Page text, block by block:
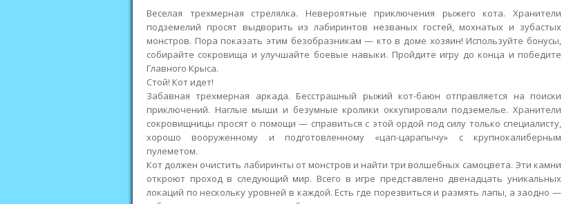
Веселая трехмерная стрелялка. Невероятные приключения рыжего кота. Хранители
подземелий просят выдворить из лабиринтов незваных гостей, мохнатых и зубастых
монстров. Пора показать этим безобразникам — кто в доме хозяин! Используйте бонусы,
собирайте сокровища и улучшайте боевые навыки. Пройдите игру до конца и победите
Главного Крыса.
Стой! Кот идет!
Забавная трехмерная аркада. Бесстрашный рыжий кот-баюн отправляется на поиски
приключений. Наглые мыши и безумные кролики оккупировали подземелье. Хранители
сокровищницы просят о помощи — справиться с этой ордой под силу только специалисту,
хорошо вооруженному и подготовленному «цап-царапычу» с крупнокалиберным
пулеметом.
Кот должен очистить лабиринты от монстров и найти три волшебных самоцвета. Эти камни
откроют проход в следующий мир. Всего в игре представлено двенадцать уникальных
локаций по нескольку уровней в каждой. Есть где порезвиться и размять лапы, а заодно —